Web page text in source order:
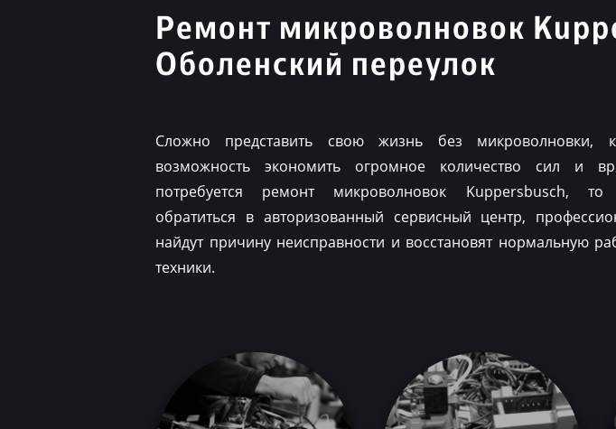
Ремонт микроволновок
Оболенский переулок
Сложно представить свою жизнь без микроволновки,
возможность экономить огромное количество сил и
потребуется ремонт микроволновок Kuppersbusch, то
обратиться в авторизованный сервисный центр,
найдут причину неисправности и восстановят нормальную
техники.